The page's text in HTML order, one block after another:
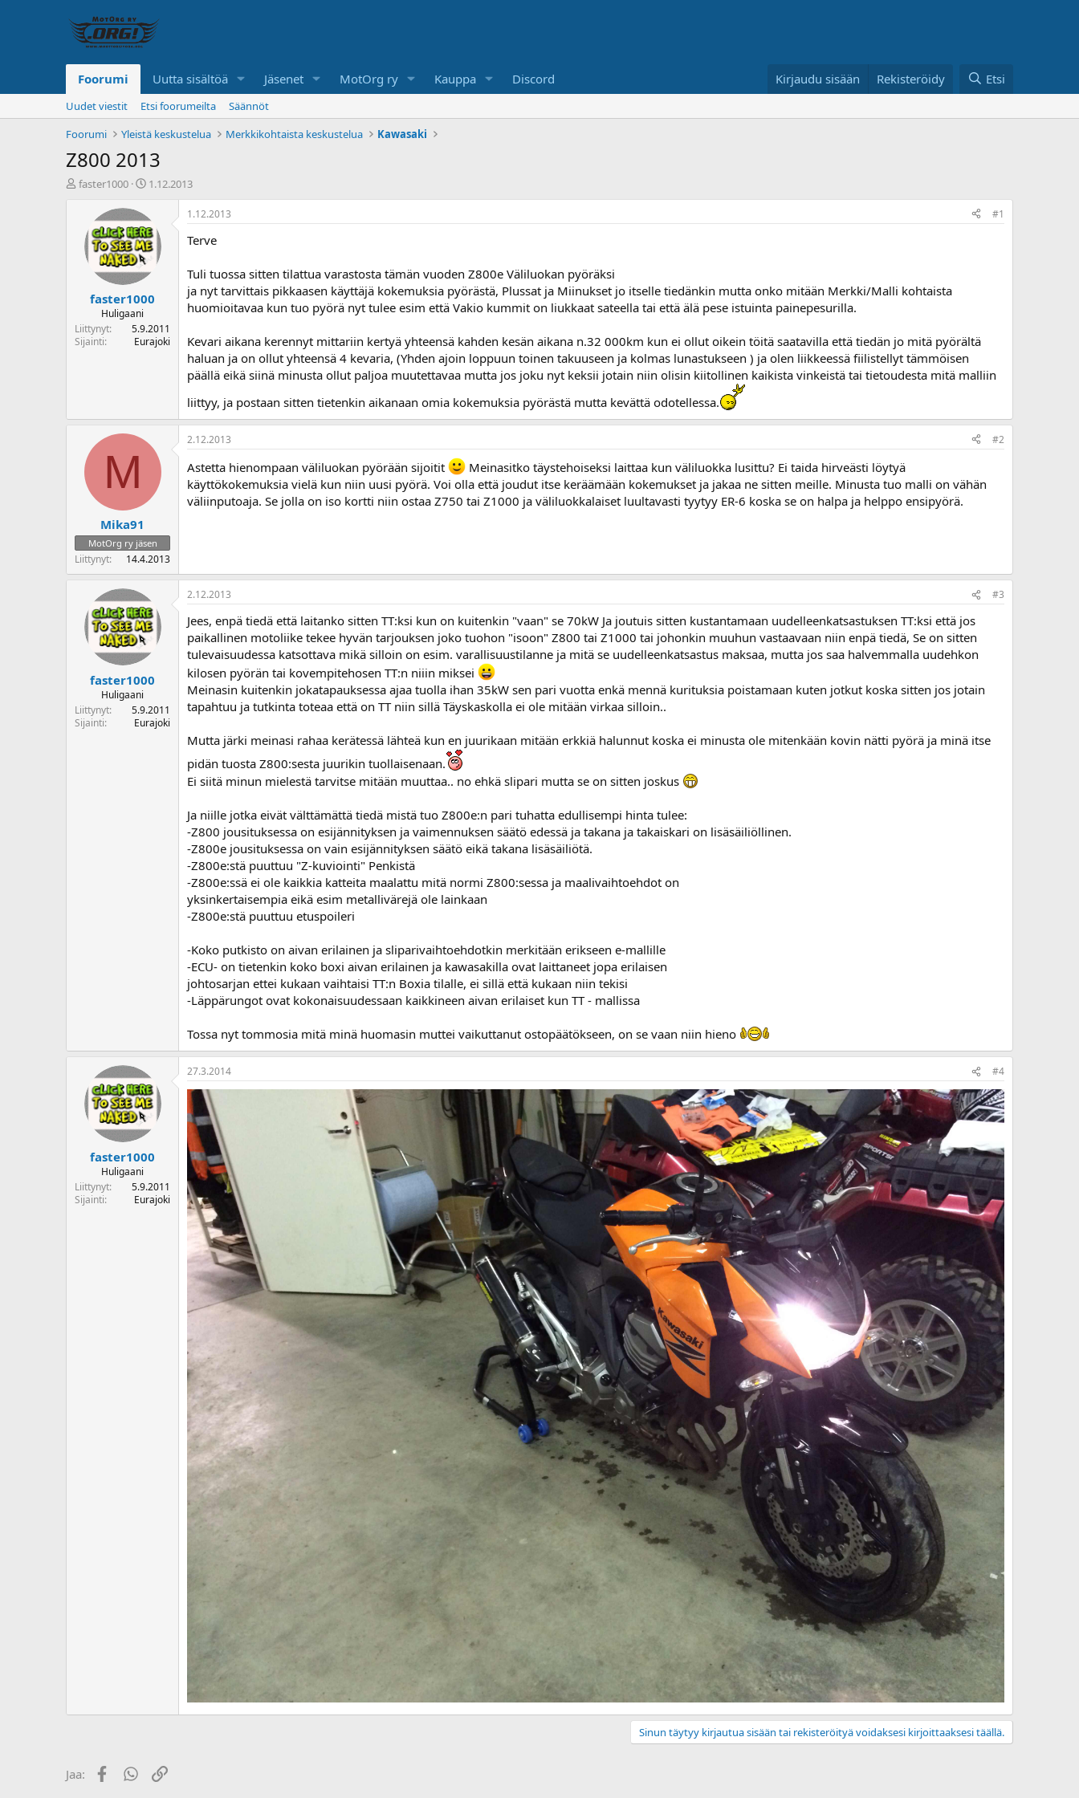
Foorumi Uutta sisältöä Jäsenet MotOrg ry Kauppa Discord Kirjaudu sisään Rekisteröidy Etsi
Uudet viestit Etsi foorumeilta
Säännöt
Foorumi
Yleistä keskustelua Merkkikohtaista keskustelua Kawasaki
Z800 2013
K
n
a
faster1000
A
i
t
u
s
ä
v
ä
1.12.2013
faster1000
Huligaani
Liittynyt
5.9.2011
Sijainti
Eurajoki
1.12.2013 #1
Terve
Tuli tuossa sitten tilattua varastosta tämän vuoden Z800e Väliluokan pyöräksi
ja nyt tarvittais pikkaasen käyttäjä kokemuksia pyörästä, Plussat ja Miinukset jo itselle tiedänkin mutta onko mitään Merkki/Malli kohtaista
huomioitavaa kun tuo pyörä nyt tulee esim että Vakio kummit on liukkaat sateella tai että älä pese istuinta painepesurilla.
Kevari aikana kerennyt mittariin kertyä yhteensä kahden kesän aikana n.32 000km kun ei ollut oikein töitä saatavilla että tiedän jo mitä pyörältä
haluan ja on ollut yhteensä 4 kevaria, (Yhden ajoin loppuun toinen takuuseen ja kolmas lunastukseen ) ja olen liikkeessä fiilistellyt tämmöisen
päällä eikä siinä minusta ollut paljoa muutettavaa mutta jos joku nyt keksii jotain niin olisin kiitollinen kaikista vinkeistä tai tietoudesta mitä malliin
liittyy, ja postaan sitten tietenkin aikanaan omia kokemuksia pyörästä mutta kevättä odotellessa.
M
Mika91
MotOrg ry jäsen
Liittynyt 14.4.2013
2.12.2013 #2
Astetta hienompaan väliluokan pyörään sijoitit
Meinasitko täystehoiseksi laittaa kun väliluokka lusittu? Ei taida hirveästi löytyä
käyttökokemuksia vielä kun niin uusi pyörä. Voi olla että joudut itse keräämään kokemukset ja jakaa ne sitten meille. Minusta tuo malli on vähän
väliinputoaja. Se jolla on iso kortti niin ostaa Z750 tai Z1000 ja väliluokkalaiset luultavasti tyytyy ER-6 koska se on halpa ja helppo ensipyörä.
faster1000
Huligaani
Liittynyt
5.9.2011
Sijainti
Eurajoki
2.12.2013 #3
Jees, enpä tiedä että laitanko sitten TT:ksi kun on kuitenkin "vaan" se 70kW Ja joutuis sitten kustantamaan uudelleenkatsastuksen TT:ksi että jos
paikallinen motoliike tekee hyvän tarjouksen joko tuohon "isoon" Z800 tai Z1000 tai johonkin muuhun vastaavaan niin enpä tiedä, Se on sitten
tulevaisuudessa katsottava mikä silloin on esim. varallisuustilanne ja mitä se uudelleenkatsastus maksaa, mutta jos saa halvemmalla uudehkon
kilosen pyörän tai kovempitehosen TT:n niiin miksei
Meinasin kuitenkin jokatapauksessa ajaa tuolla ihan 35kW sen pari vuotta enkä mennä kurituksia poistamaan kuten jotkut koska sitten jos jotain
tapahtuu ja tutkinta toteaa että on TT niin sillä Täyskaskolla ei ole mitään virkaa silloin..
Mutta järki meinasi rahaa kerätessä lähteä kun en juurikaan mitään erkkiä halunnut koska ei minusta ole mitenkään kovin nätti pyörä ja minä itse
pidän tuosta Z800:sesta juurikin tuollaisenaan.
Ei siitä minun mielestä tarvitse mitään muuttaa.. no ehkä slipari mutta se on sitten joskus
Ja niille jotka eivät välttämättä tiedä mistä tuo Z800e:n pari tuhatta edullisempi hinta tulee:
-Z800 jousituksessa on esijännityksen ja vaimennuksen säätö edessä ja takana ja takaiskari on lisäsäiliöllinen.
-Z800e jousituksessa on vain esijännityksen säätö eikä takana lisäsäiliötä.
-Z800e:stä puuttuu "Z-kuviointi" Penkistä
-Z800e:ssä ei ole kaikkia katteita maalattu mitä normi Z800:sessa ja maalivaihtoehdot on
yksinkertaisempia eikä esim metallivärejä ole lainkaan
-Z800e:stä puuttuu etuspoileri
-Koko putkisto on aivan erilainen ja sliparivaihtoehdotkin merkitään erikseen e-mallille
-ECU- on tietenkin koko boxi aivan erilainen ja kawasakilla ovat laittaneet jopa erilaisen
johtosarjan ettei kukaan vaihtaisi TT:n Boxia tilalle, ei sillä että kukaan niin tekisi
-Läppärungot ovat kokonaisuudessaan kaikkineen aivan erilaiset kun TT - mallissa
Tossa nyt tommosia mitä minä huomasin muttei vaikuttanut ostopäätökseen, on se vaan niin hieno
faster1000
Huligaani
Liittynyt
5.9.2011
Sijainti
Eurajoki
27.3.2014 #4
Sinun täytyy kirjautua sisään tai rekisteröityä voidaksesi kirjoittaaksesi täällä.
Jaa: FacebookWhatsApp
Linkki